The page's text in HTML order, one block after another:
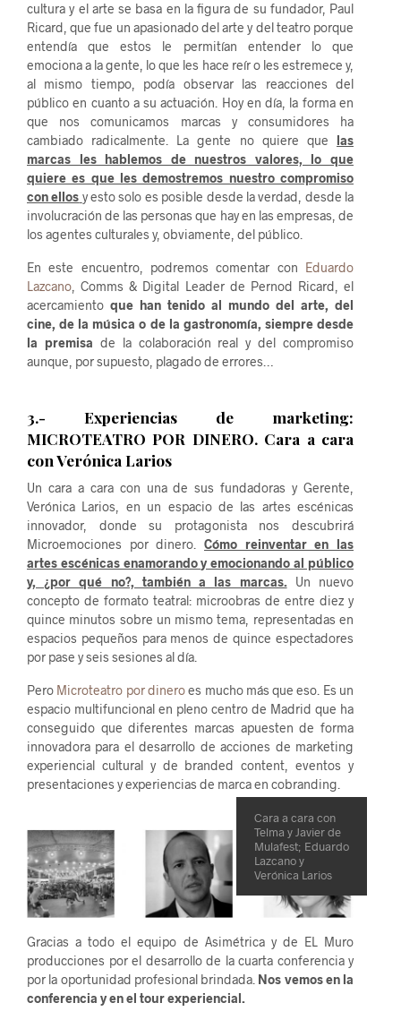
cultura y el arte se basa en la figura de su fundador, Paul
Ricard, que fue un apasionado del arte y del teatro porque
entendía que estos le permitían entender lo que
emociona a la gente, lo que les hace reír o les estremece y,
al mismo tiempo, podía observar las reacciones del
público en cuanto a su actuación. Hoy en día, la forma en
que nos comunicamos marcas y consumidores ha
cambiado radicalmente. La gente no quiere que las
marcas les hablemos de nuestros valores, lo que
quiere es que les demostremos nuestro compromiso
con ellos y esto solo es posible desde la verdad, desde la
involucración de las personas que hay en las empresas, de
los agentes culturales y, obviamente, del público.
En este encuentro, podremos comentar con Eduardo
Lazcano , Comms & Digital Leader de Pernod Ricard, el
acercamiento que han tenido al mundo del arte, del
cine, de la música o de la gastronomía, siempre desde
la premisa de la colaboración real y del compromiso
aunque, por supuesto, plagado de errores…
3.- Experiencias de marketing:
MICROTEATRO POR DINERO. Cara a cara
con Verónica Larios
Un cara a cara con una de sus fundadoras y Gerente,
Verónica Larios, en un espacio de las artes escénicas
innovador, donde su protagonista nos descubrirá
Microemociones por dinero.
Cómo reinventar en las
artes escénicas enamorando y emocionando al público
y, ¿por qué no?, también a las marcas.Un nuevo
concepto de formato teatral: microobras de entre diez y
quince minutos sobre un mismo tema, representadas en
espacios pequeños para menos de quince espectadores
por pase y seis sesiones al día.
Pero Microteatro por dineroes mucho más que eso. Es un
espacio multifuncional en pleno centro de Madrid que ha
conseguido que diferentes marcas apuesten de forma
innovadora para el desarrollo de acciones de marketing
experiencial cultural y de branded content, eventos y
presentaciones y experiencias de marca en cobranding.
Cara a cara con
Telma y Javier de
Mulafest; Eduardo
Lazcano y
Verónica Larios
Gracias a todo el equipo de Asimétrica y de EL Muro
producciones por el desarrollo de la cuarta conferencia y
por la oportunidad profesional brindada. Nos vemos en la
conferencia y en el tour experiencial.